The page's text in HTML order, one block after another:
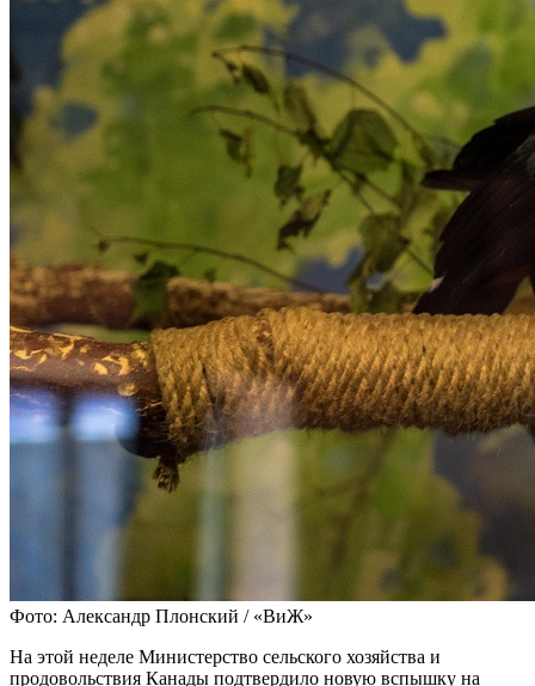
Фото: Александр Плонский / «ВиЖ»
На этой неделе Министерство сельского хозяйства и
продовольствия Канады подтвердило новую вспышку на